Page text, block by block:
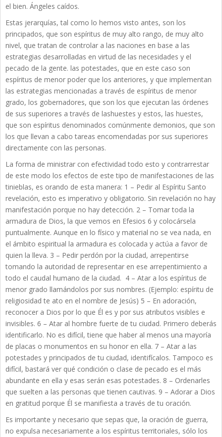
el bien. Ángeles caídos.
Estas jerarquías, tal como lo hemos visto antes, son los
principados, que son espíritus de muy alto rango, de muy alto
nivel, que tratan de controlar a las naciones en base a las
estrategias desarrolladas en virtud de las necesidades y el
pecado de la gente. las potestades, que en este caso son
espíritus de menor poder que los anteriores, y que implementan
las estrategias mencionadas a través de espíritus de menor
grado, los gobernadores, que son los que ejecutan las órdenes
de sus superiores a través de lashuestes y estos, las huestes,
que son espíritus denominados comúnmente demonios, que son
los que llevan a cabo tareas encomendadas por sus superiores
directamente con las personas.
La forma de ministrar con efectividad todo esto y contrarrestar
de este modo los efectos de este tipo de manifestaciones de las
tinieblas, es orando de esta manera: 1 – Pedir al Espíritu Santo
revelación, esto es imperativo y obligatorio. Sin revelación no hay
manifestación porque no hay detección. 2 – Tomar toda la
armadura de Dios, la que vemos en Efesios 6 y colocársela
puntualmente. Aunque en lo físico y material no se vea nada, en
el ámbito espiritual la armadura es colocada y actúa a favor de
quien la lleva. 3 – Pedir perdón por la ciudad, arrepentirse
tomando la autoridad de representar en ese arrepentimiento a
todo el caudal humano de la ciudad. 4 – Atar a los espíritus de
menor grado llamándolos por sus nombres. (Ejemplo: espíritu de
religiosidad te ato en el nombre de Jesús) 5 – En adoración,
reconocer a Dios por lo que Él es y por sus atributos visibles e
invisibles. 6 – Atar al hombre fuerte de tu ciudad. Primero deberás
identificarlo. No es difícil, tiene que haber al menos una mayoría
de placas o monumentos en su honor en ella. 7 – Atar a las
potestades y principados de tu ciudad, identifícalos. Tampoco es
difícil, bastará ver qué condición o clase de pecado es el más
abundante en ella y esas serán esas potestades. 8 – Ordenarles
que suelten a las personas que tienen cautivas. 9 – Adorar a Dios
en gratitud porque Él se manifiesta a través de tu oración.
Es importante y necesario que sepas que, la oración de guerra,
no expulsa necesariamente a los espíritus territoriales, sólo los